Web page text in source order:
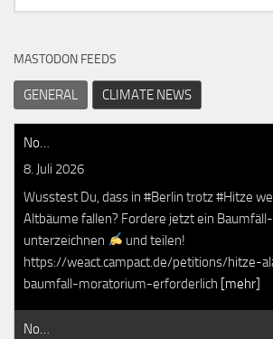
nach:
MASTODON FEEDS
GENERAL CLIMATE NEWS
No…
8. Juli 2026
Wusstest Du, dass in #Berlin trotz #Hitze
Altbäume fallen? Fordere jetzt ein
unterzeichnen
und teilen!
https://weact.campact.de/petitions/hitze-
baumfall-moratorium-erforderlich [mehr]
No…